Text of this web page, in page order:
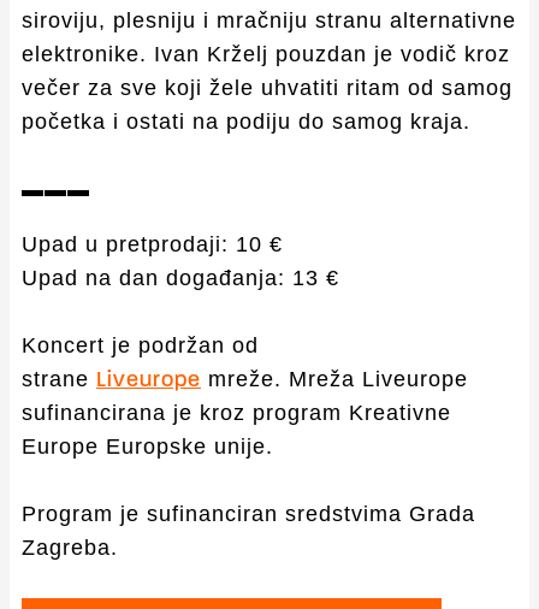
siroviju, plesniju i mračniju stranu alternativne
elektronike. Ivan Krželj pouzdan je vodič kroz
večer za sve koji žele uhvatiti ritam od samog
početka i ostati na podiju do samog kraja.
▬▬▬
Upad u pretprodaji: 10 €
Upad na dan događanja: 13 €
Koncert je podržan od
strane Liveurope mreže. Mreža Liveurope
sufinancirana je kroz program Kreativne
Europe Europske unije.
Program je sufinanciran sredstvima Grada
Zagreba.